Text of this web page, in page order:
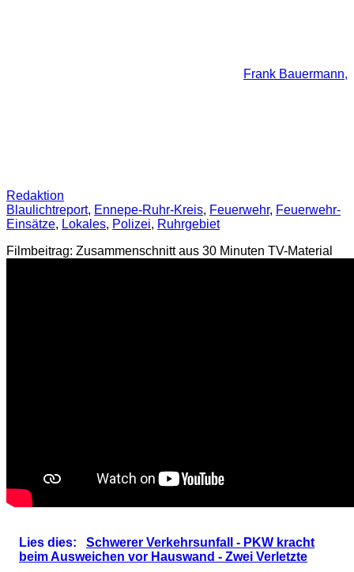
Frank Bauermann,
Redaktion
Blaulichtreport, Ennepe-Ruhr-Kreis, Feuerwehr, Feuerwehr-
Einsätze, Lokales, Polizei, Ruhrgebiet
Filmbeitrag: Zusammenschnitt aus 30 Minuten TV-Material
Lies dies:
Schwerer Verkehrsunfall - PKW kracht
beim Ausweichen vor Hauswand - Zwei Verletzte